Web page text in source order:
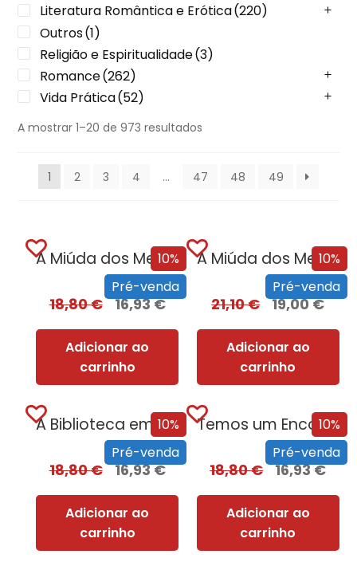
Literatura Romântica e Erótica(220)
Outros(1)
Religião e Espiritualidade(3)
Romance(262)
Vida Prática(52)
A mostrar 1–20 de 973 resultados
1 2 3 4 … 47 48 49
10%
Pré-venda
A Miúda dos Meus Sonhos
18,80€ 16,93€
Adicionar ao
carrinho
10%
Pré-venda
A Miúda dos Meus Sonhos – Edição...
21,10€ 19,00€
Adicionar ao
carrinho
10%
Pré-venda
A Biblioteca em Chamas
18,80€ 16,93€
Adicionar ao
carrinho
10%
Pré-venda
Temos um Encontro (Outra Vez)
18,80€ 16,93€
Adicionar ao
carrinho